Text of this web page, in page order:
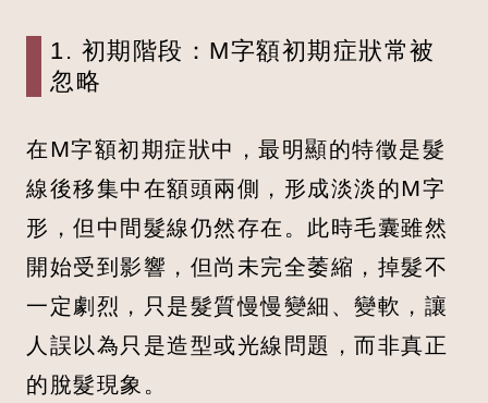
1. 初期階段：M字額初期症狀常被
忽略
在M字額初期症狀中，最明顯的特徵是髮
線後移集中在額頭兩側，形成淡淡的M字
形，但中間髮線仍然存在。此時毛囊雖然
開始受到影響，但尚未完全萎縮，掉髮不
一定劇烈，只是髮質慢慢變細、變軟，讓
人誤以為只是造型或光線問題，而非真正
的脫髮現象。